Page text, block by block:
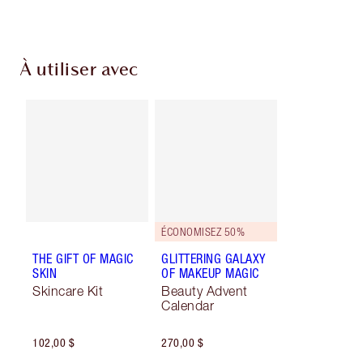
À utiliser avec
THE GIFT OF MAGIC
SKIN
Skincare Kit
102,00 $
ÉCONOMISEZ 50%
GLITTERING GALAXY
OF MAKEUP MAGIC
Beauty Advent
Calendar
270,00 $